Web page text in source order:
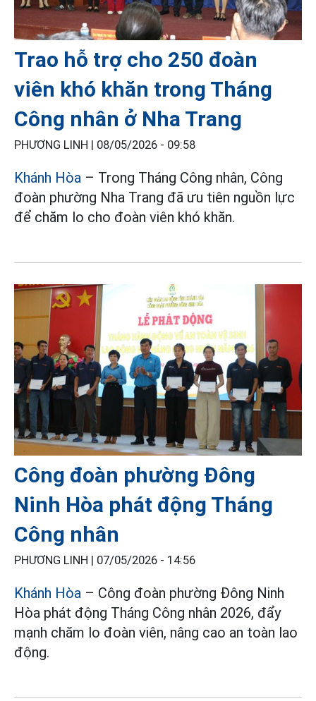
Trao hỗ trợ cho 250 đoàn
viên khó khăn trong Tháng
Công nhân ở Nha Trang
PHƯƠNG LINH | 08/05/2026 - 09:58
Khánh Hòa – Trong Tháng Công nhân, Công
đoàn phường Nha Trang đã ưu tiên nguồn lực
để chăm lo cho đoàn viên khó khăn.
Công đoàn phường Đông
Ninh Hòa phát động Tháng
Công nhân
PHƯƠNG LINH | 07/05/2026 - 14:56
Khánh Hòa – Công đoàn phường Đông Ninh
Hòa phát động Tháng Công nhân 2026, đẩy
mạnh chăm lo đoàn viên, nâng cao an toàn lao
động.